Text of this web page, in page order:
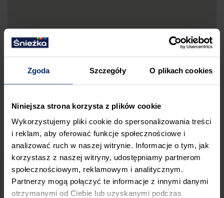
Zgoda Szczegóły O plikach cookies
Niniejsza strona korzysta z plików cookie
Wykorzystujemy pliki cookie do spersonalizowania treści
i reklam, aby oferować funkcje społecznościowe i
analizować ruch w naszej witrynie. Informacje o tym, jak
korzystasz z naszej witryny, udostępniamy partnerom
społecznościowym, reklamowym i analitycznym.
Partnerzy mogą połączyć te informacje z innymi danymi
otrzymanymi od Ciebie lub uzyskanymi podczas
ZGŁOŚ BŁĄD
PRZED WIZYTĄ W SKLEPIE POLECAMY: